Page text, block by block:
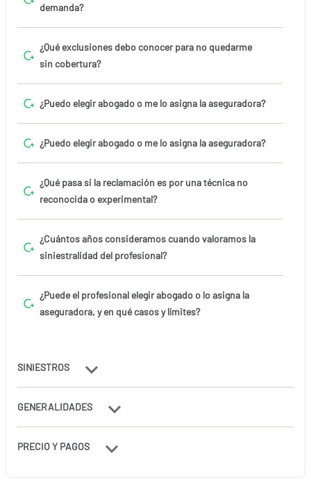
demanda?
¿Qué exclusiones debo conocer para no quedarme
sin cobertura?
¿Puedo elegir abogado o me lo asigna la aseguradora?
¿Puedo elegir abogado o me lo asigna la aseguradora?
¿Qué pasa si la reclamación es por una técnica no
reconocida o experimental?
¿Cuántos años consideramos cuando valoramos la
siniestralidad del profesional?
¿Puede el profesional elegir abogado o lo asigna la
aseguradora, y en qué casos y límites?
SINIESTROS
GENERALIDADES
PRECIO Y PAGOS